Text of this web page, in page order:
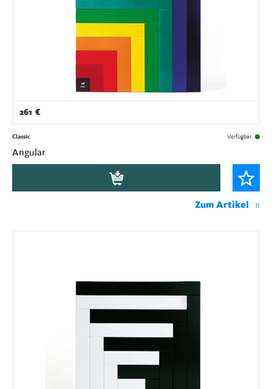
261 €
Classic Verfügbar
Angular
Zum Artikel